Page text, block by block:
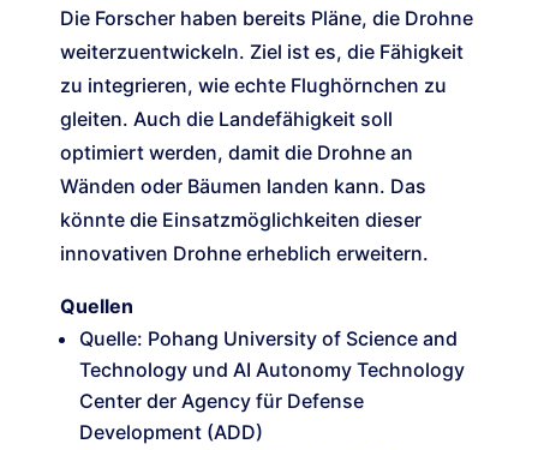
Die Forscher haben bereits Pläne, die Drohne
weiterzuentwickeln. Ziel ist es, die Fähigkeit
zu integrieren, wie echte Flughörnchen zu
gleiten. Auch die Landefähigkeit soll
optimiert werden, damit die Drohne an
Wänden oder Bäumen landen kann. Das
könnte die Einsatzmöglichkeiten dieser
innovativen Drohne erheblich erweitern.
Quellen
Quelle: Pohang University of Science and
Technology und AI Autonomy Technology
Center der Agency für Defense
Development (ADD)